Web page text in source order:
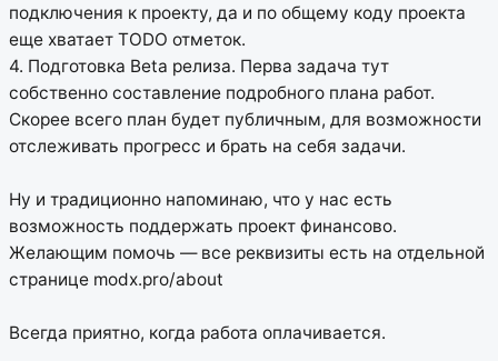
подключения к проекту, да и по общему коду проекта
еще хватает TODO отметок.
4. Подготовка Beta релиза. Перва задача тут
собственно составление подробного плана работ.
Скорее всего план будет публичным, для возможности
отслеживать прогресс и брать на себя задачи.
Ну и традиционно напоминаю, что у нас есть
возможность поддержать проект финансово.
Желающим помочь — все реквизиты есть на отдельной
странице modx.pro/about
Всегда приятно, когда работа оплачивается.